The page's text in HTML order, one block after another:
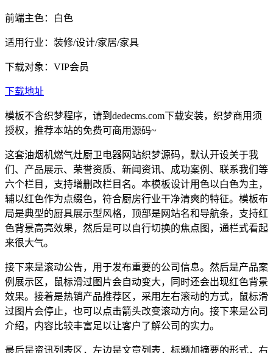
前端主色：白色
适用行业：装修/设计/家居/家具
下载对象：VIP会员
下载地址
模板不含织梦程序，请到dedecms.com下载安装，织梦商用须
授权，推荐本站的免费可商用源码~
这套油烟机燃气灶厨卫电器网站织梦源码，默认开设关于我
们、产品展示、荣誉资质、新闻资讯、成功案例、联系我们等
六个栏目，支持增删改栏目名。本模板设计用色以白色为主，
辅以红色作为点缀色，符合厨房行业干净清爽的特征。模板布
局是典型的厨具展示型风格，顶部是网站名和导航条，支持红
色背景高亮效果，然后是可以自行切换的焦点图，通栏式看起
来很大气。
接下来是滚动公告，用于发布重要的公司信息。然后是产品案
例展示区，鼠标滑过图片会自动变大，同时还会出现红色背景
效果。接着是热销产品推荐区，采用左右滚动的方式，鼠标滑
过图片会停止，也可以点击箭头改变滚动方向。接下来是公司
介绍，内容比较丰富足以让客户了解公司的实力。
最后是资讯列表区，左边是文章列表，标题加摘要的形式，右